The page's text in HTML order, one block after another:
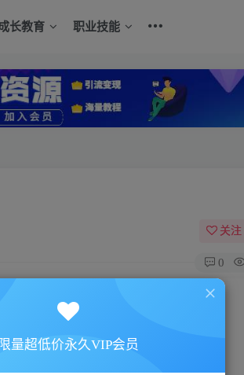
长教育 职业技能
关注
0
立人际关系的66项黄金法则
后查看
限量超低价永久VIP会员